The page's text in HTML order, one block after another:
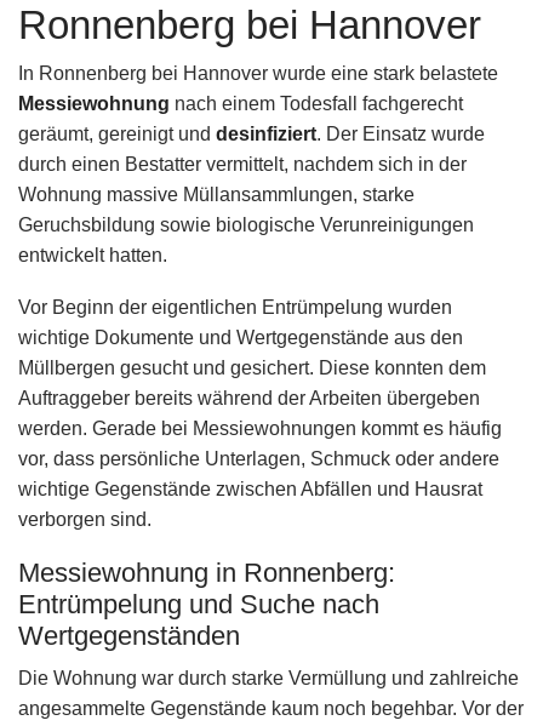
Ronnenberg bei Hannover
In Ronnenberg bei Hannover wurde eine stark belastete
Messiewohnung nach einem Todesfall fachgerecht
geräumt, gereinigt und desinfiziert. Der Einsatz wurde
durch einen Bestatter vermittelt, nachdem sich in der
Wohnung massive Müllansammlungen, starke
Geruchsbildung sowie biologische Verunreinigungen
entwickelt hatten.
Vor Beginn der eigentlichen Entrümpelung wurden
wichtige Dokumente und Wertgegenstände aus den
Müllbergen gesucht und gesichert. Diese konnten dem
Auftraggeber bereits während der Arbeiten übergeben
werden. Gerade bei Messiewohnungen kommt es häufig
vor, dass persönliche Unterlagen, Schmuck oder andere
wichtige Gegenstände zwischen Abfällen und Hausrat
verborgen sind.
Messiewohnung in Ronnenberg:
Entrümpelung und Suche nach
Wertgegenständen
Die Wohnung war durch starke Vermüllung und zahlreiche
angesammelte Gegenstände kaum noch begehbar. Vor der